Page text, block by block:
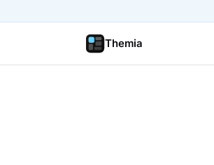
Themia